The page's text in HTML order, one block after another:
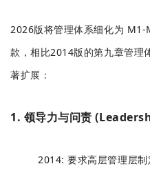
2026版将管理体系细化为 M1-
款，相比2014版的第九章管理
著扩展：
1. 领导力与问责
2014: 要求高层管理层制